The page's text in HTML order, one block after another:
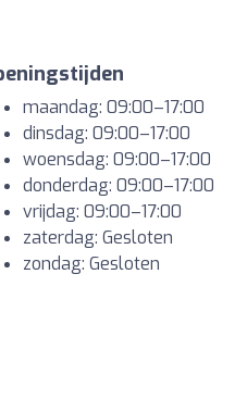
maandag: 09:00–17:00
dinsdag: 09:00–17:00
woensdag: 09:00–17:00
donderdag: 09:00–17:00
vrijdag: 09:00–17:00
zaterdag: Gesloten
zondag: Gesloten